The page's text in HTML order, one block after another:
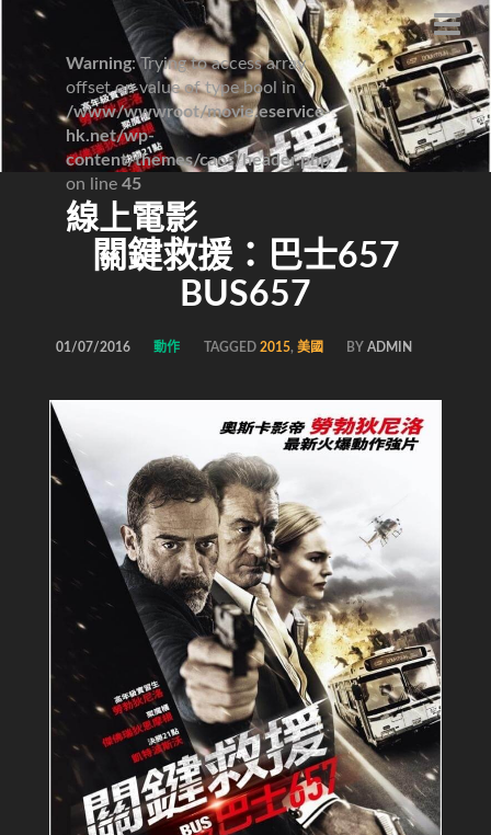
Warning: Trying to access array
offset on value of type bool in
/www/wwwroot/movie.eservice-
hk.net/wp-
content/themes/caos/header.php
on line 45
線上電影
關鍵救援：巴士657
BUS657
01/07/2016 動作 TAGGED 2015, 美國 BY ADMIN